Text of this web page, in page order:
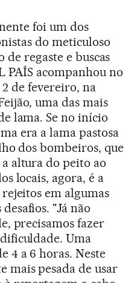
foi um dos
do meticuloso
de regaste e buscas
PAÍS acompanhou no
2 de fevereiro, na
uma das mais
lama. Se no início
era a lama pastosa
dos bombeiros, que
altura do peito ao
locais, agora, é a
em algumas
"Já não
precisamos fazer
Uma
4 a 6 horas. Neste
mais pesada de usar